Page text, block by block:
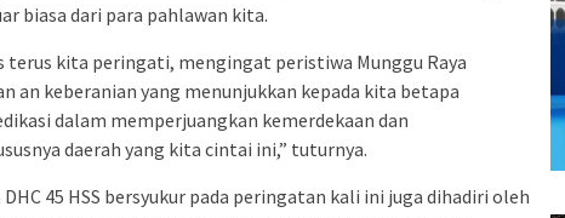
biasa dari para pahlawan kita.
terus kita peringati, mengingat peristiwa Munggu Raya
an keberanian yang menunjukkan kepada kita betapa
dalam memperjuangkan kemerdekaan dan
daerah yang kita cintai ini,” tuturnya.
45 HSS bersyukur pada peringatan kali ini juga dihadiri oleh